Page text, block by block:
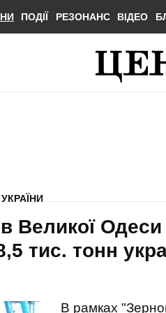
ПОДІЇ РЕЗОНАНС ВІДЕО
Великої
тис. тонн
В рамках